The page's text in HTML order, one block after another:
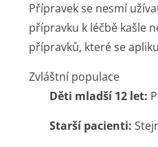
Přípravek se nesmí
přípravku k léčbě kašle
přípravků, které se
Zvláštní populace
Děti mladší 12 let:
Starší pacienti: